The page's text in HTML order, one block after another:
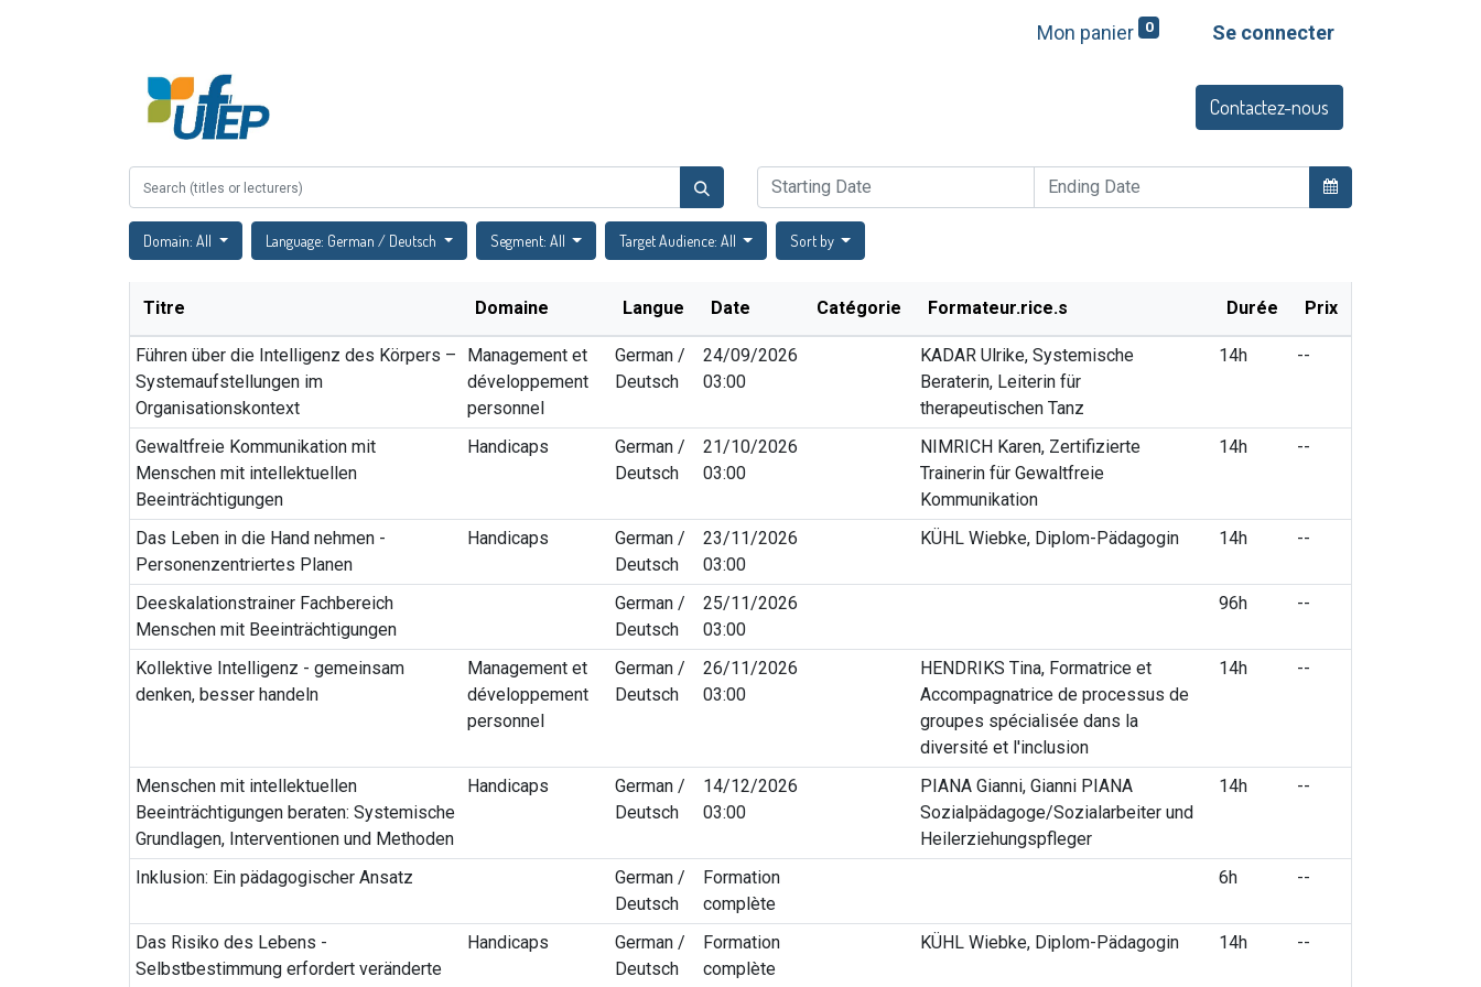
Mon panier 0 Se connecter
Contactez-nous
Domain: All Language: German / Deutsch Segment: All Target Audience: All Sort by
Titre Domaine Langue Date Catégorie Formateur.rice.s Durée Prix
Führen über die Intelligenz des Körpers –
Systemaufstellungen im
Organisationskontext
Management et
développement
personnel
German /
Deutsch
24/09/2026
03:00
KADAR Ulrike, Systemische
Beraterin, Leiterin für
therapeutischen Tanz
14h --
Gewaltfreie Kommunikation mit
Menschen mit intellektuellen
Beeinträchtigungen
Handicaps
German /
Deutsch
21/10/2026
03:00
NIMRICH Karen, Zertifizierte
Trainerin für Gewaltfreie
Kommunikation
14h --
Das Leben in die Hand nehmen -
Personenzentriertes Planen
Handicaps
German /
Deutsch
23/11/2026
03:00
KÜHL Wiebke, Diplom-Pädagogin 14h --
Deeskalationstrainer Fachbereich
Menschen mit Beeinträchtigungen
German /
Deutsch
25/11/2026
03:00
96h --
Kollektive Intelligenz - gemeinsam
denken, besser handeln
Management et
développement
personnel
German /
Deutsch
26/11/2026
03:00
HENDRIKS Tina, Formatrice et
Accompagnatrice de processus de
groupes spécialisée dans la
diversité et l'inclusion
14h --
Menschen mit intellektuellen
Beeinträchtigungen beraten: Systemische
Grundlagen, Interventionen und Methoden
Handicaps
German /
Deutsch
14/12/2026
03:00
PIANA Gianni, Gianni PIANA
Sozialpädagoge/Sozialarbeiter und
Heilerziehungspfleger
14h --
Inklusion: Ein pädagogischer Ansatz
German /
Deutsch
Formation
complète
6h --
Das Risiko des Lebens -
Selbstbestimmung erfordert veränderte
Handicaps
German /
Deutsch
Formation
complète
KÜHL Wiebke, Diplom-Pädagogin 14h --